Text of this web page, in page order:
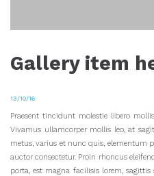
Gallery item
13/10/16
Praesent tincidunt molestie libero
Vivamus ullamcorper mollis leo, at
metus, varius et nunc quis, elementum
auctor consectetur. Proin rhoncus
porta, est magna facilisis lorem,